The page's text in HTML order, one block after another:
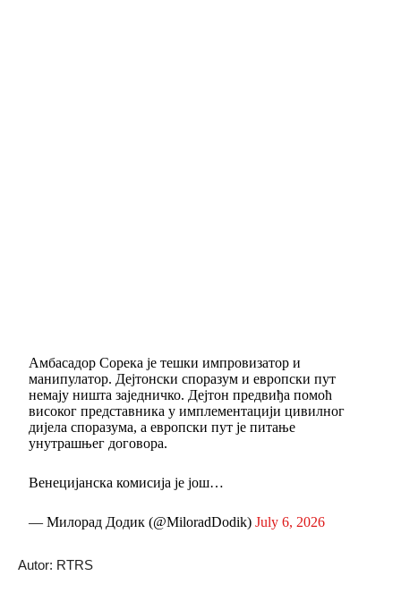
Амбасадор Сорека је тешки импровизатор и
манипулатор. Дејтонски споразум и европски пут
немају ништа заједничко. Дејтон предвиђа помоћ
високог представника у имплементацији цивилног
дијела споразума, а европски пут је питање
унутрашњег договора.
Венецијанска комисија је још…
— Милорад Додик (@MiloradDodik)July 6, 2026
Autor: RTRS